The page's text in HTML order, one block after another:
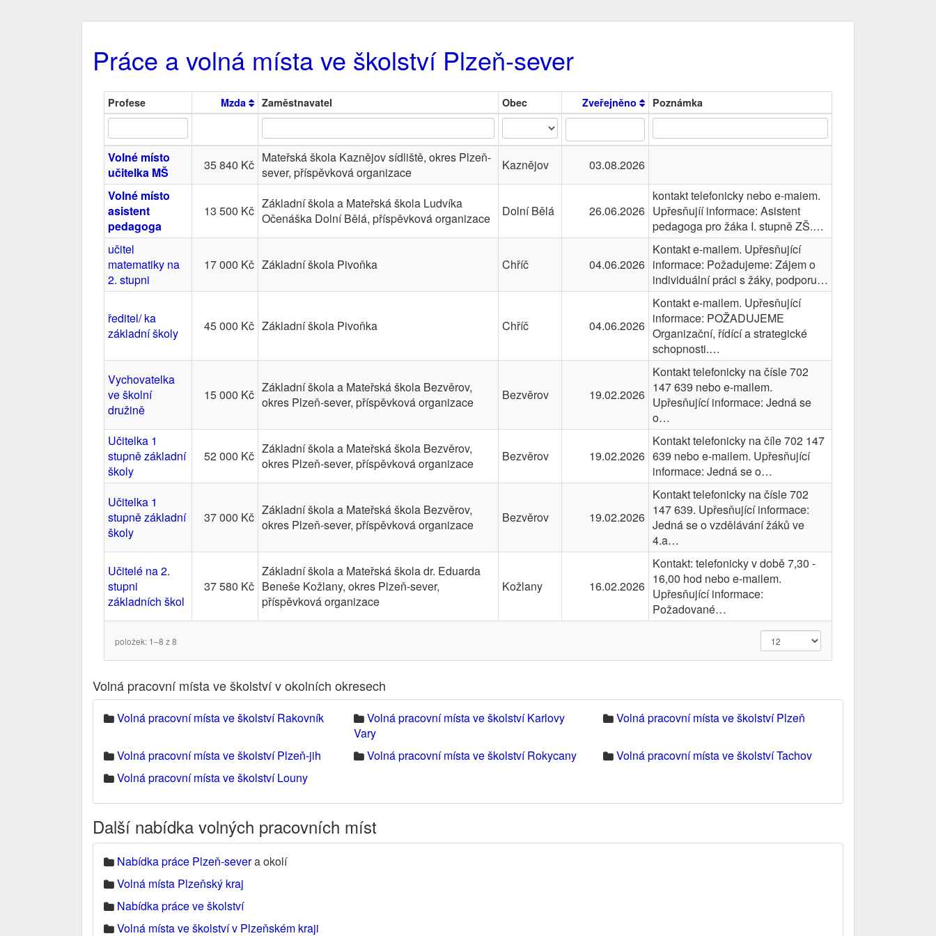
Práce a volná místa ve školství Plzeň-sever
Profese Mzda Zaměstnavatel Obec Zveřejněno Poznámka
Volné místo
učitelka MŠ
35 840 Kč Mateřská škola Kaznějov sídliště, okres Plzeň-
sever, příspěvková organizace
Kaznějov
03.08.2026
Volné místo
asistent
pedagoga
13 500 Kč Základní škola a Mateřská škola Ludvíka
Očenáška Dolní Bělá, příspěvková organizace
Dolní Bělá 26.06.2026
kontakt telefonicky nebo e-maiem.
Upřesňujíí informace: Asistent
pedagoga pro žáka I. stupně ZŠ.…
učitel
matematiky na
2. stupni
17 000 Kč Základní škola Pivoňka Chříč 04.06.2026
Kontakt e-mailem. Upřesňující
informace: Požadujeme: Zájem o
individuální práci s žáky, podporu…
ředitel/ ka
základní školy
45 000 Kč Základní škola Pivoňka Chříč 04.06.2026
Kontakt e-mailem. Upřesňující
informace: POŽADUJEME
Organizační, řídící a strategické
schopnosti.…
Vychovatelka
ve školní
družině
15 000 Kč Základní škola a Mateřská škola Bezvěrov,
okres Plzeň-sever, příspěvková organizace
Bezvěrov 19.02.2026
Kontakt telefonicky na čísle 702
147 639 nebo e-mailem.
Upřesňující informace: Jedná se
o…
Učitelka 1
stupně základní
školy
52 000 Kč Základní škola a Mateřská škola Bezvěrov,
okres Plzeň-sever, příspěvková organizace
Bezvěrov 19.02.2026
Kontakt telefonicky na číle 702 147
639 nebo e-mailem. Upřesňující
informace: Jedná se o…
Učitelka 1
stupně základní
školy
37 000 Kč Základní škola a Mateřská škola Bezvěrov,
okres Plzeň-sever, příspěvková organizace
Bezvěrov 19.02.2026
Kontakt telefonicky na čísle 702
147 639. Upřesňující informace:
Jedná se o vzdělávání žáků ve
4.a…
Učitelé na 2.
stupni
základních škol
37 580 Kč
Základní škola a Mateřská škola dr. Eduarda
Beneše Kožlany, okres Plzeň-sever,
příspěvková organizace
Kožlany 16.02.2026
Kontakt: telefonicky v době 7,30 -
16,00 hod nebo e-mailem.
Upřesňující informace:
Požadované…
položek: 1–8 z 8
Volná pracovní místa ve školství v okolních okresech
Volná pracovní místa ve školství Rakovník
Volná pracovní místa ve školství Karlovy
Vary
Volná pracovní místa ve školství Plzeň
Volná pracovní místa ve školství Plzeň-jih Volná pracovní místa ve školství Rokycany
Volná pracovní místa ve školství Tachov
Volná pracovní místa ve školství Louny
Další nabídka volných pracovních míst
Nabídka práce Plzeň-severa okolí
Volná místa Plzeňský kraj
Nabídka práce ve školství
Volná místa ve školství v Plzeňském kraji